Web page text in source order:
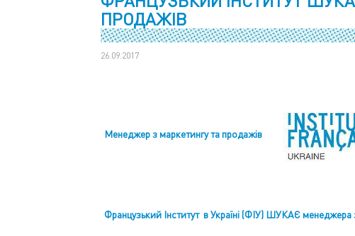
ПРОДАЖІВ
26.09.2017
Менеджер з маркетингу та продажів
Французький Інститут в Україні (ФІУ) ШУКАЄ менеджера